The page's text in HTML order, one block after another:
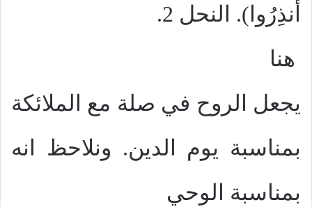
أَنذِرُوا). النحل 2.
هنا
يجعل الروح في صلة مع الملائكة
بمناسبة يوم الدين. ونلاحظ انه
بمناسبة الوحي